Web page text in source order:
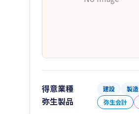
得意業種 建設 製造
弥生製品 弥生会計